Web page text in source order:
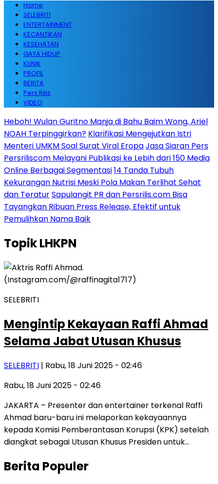
Home
SELEBRITI
ENTERTAINMENT
KECANTIKAN
KESEHATAN
GAYA HIDUP
KLINIK
PROFIL
BERITA
Pers Rilis
VIDEO
Heboh! Wulan Guritno Manja di Bahu Baim Wong, Ariel
NOAH Terpinggirkan? Klarifikasi Mengejutkan Istri
Menteri UMKM Soal Surat Viral EropaJasa Siaran Pers
Persriliscom Melayani Publikasi ke Lebih dari 150 Media
Online Berbagai Segmentasi14 Tanda Tubuh
Kekurangan Nutrisi Meski Pola Makan Terlihat Sehat
dan TeraturSapulangit PR dan Persrilis.com Bisa
Tayangkan Ribuan Press Release, Efektif untuk
Pemulihkan Nama Baik
TopikLHKPN
SELEBRITI
Mengintip Kekayaan Raffi Ahmad
Selama Jabat Utusan Khusus
SELEBRITI | Rabu, 18 Juni 2025 - 02:46
Rabu, 18 Juni 2025 - 02:46
JAKARTA – Presenter dan entertainer terkenal Raffi
Ahmad baru-baru ini melaporkan kekayaannya
kepada Komisi Pemberantasan Korupsi (KPK) setelah
diangkat sebagai Utusan Khusus Presiden untuk…
Berita Populer